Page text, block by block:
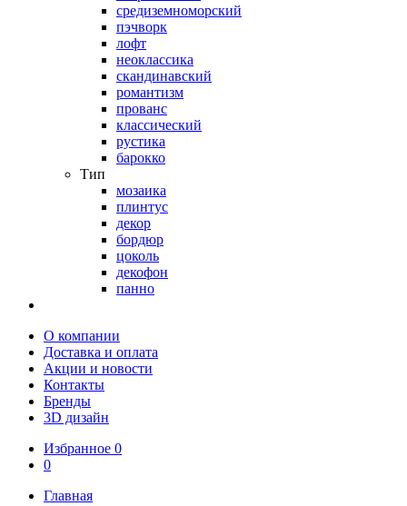
средиземноморский
пэчворк
лофт
неоклассика
скандинавский
романтизм
прованс
классический
рустика
барокко
Тип
мозаика
плинтус
декор
бордюр
цоколь
декофон
панно
О компании
Доставка и оплата
Акции и новости
Контакты
Бренды
3D дизайн
Избранное 0
0
Главная